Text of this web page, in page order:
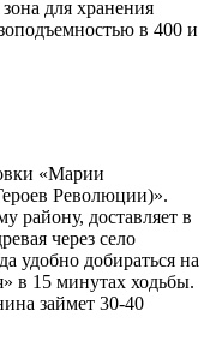
для хранения
в 400 и
«Марии
Революции)».
району, доставляет в
через село
удобно добираться на
в 15 минутах ходьбы.
займет 30-40